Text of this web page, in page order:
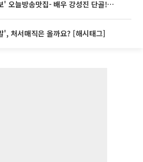
'2TV 생생정보' 오늘방송맛집- 배우 강성진 단골! 쌀국수ㆍ푸팟퐁 커리 맛집 '블○○○'
', 처서매직은 올까요? [해시태그]